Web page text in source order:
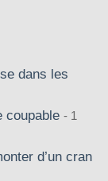
dans les
coupable
1
d’un cran